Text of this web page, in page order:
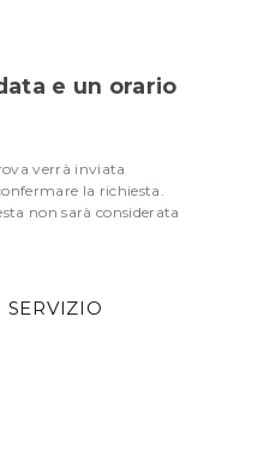
e un orario
verrà inviata
la richiesta.
non sarà considerata